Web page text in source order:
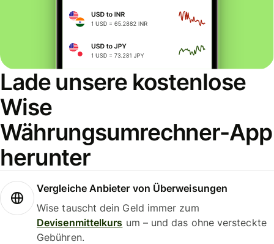
Lade unsere kostenlose
Wise
Währungsumrechner-App
herunter
Vergleiche Anbieter von Überweisungen
Wise tauscht dein Geld immer zum
Devisenmittelkurs um – und das ohne versteckte
Gebühren.